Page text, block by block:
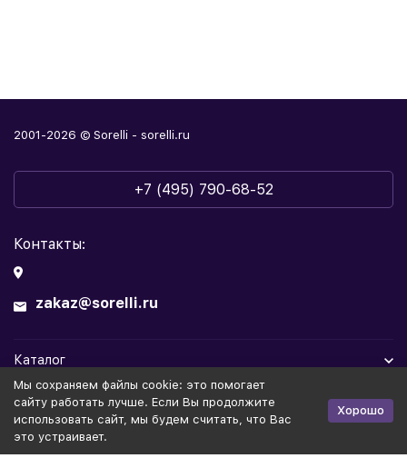
2001-2026 © Sorelli - sorelli.ru
+7 (495) 790-68-52
Контакты:
zakaz@sorelli.ru
Каталог
Информация
Политика персональных данных Публичная оферта
Мы cохраняем файлы cookie: это помогает
сайту работать лучше. Если Вы продолжите
использовать сайт, мы будем считать, что Вас
это устраивает.
Хорошо